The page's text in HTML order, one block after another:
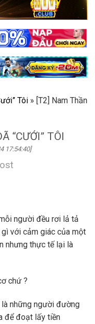
Tôi » [T2] Nam Thần
“CƯỚI” TÔI
17:54:40]
người đều rơi lả tả
với cảm giác của một
nhưng thực tế lại là
chứ ?
những người đường
để đoạt lấy tiền